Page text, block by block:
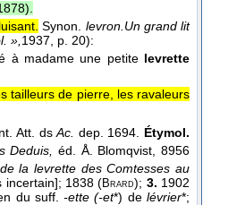
).
Synon. levron. Un grand lit
», 1937 , p. 20):
à madame une petite levrette
tailleurs de pierre, les ravaleurs
Att. dsAc. dep. 1694. Étymol.
Deduis,éd. Å. Blomqvist, 8956
la levrette des Comtesses au
incertain]; 1838 (Brard); 3. 1902
du suff.-ette (-et*) delévrier*;